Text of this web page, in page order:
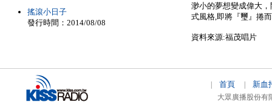
渺小的夢想變成偉大
式風格,即將『璽』捲
資料來源:福茂唱片
搖滾小日子
發行時間：2014/08/08
首頁 新血
大眾廣播股份有